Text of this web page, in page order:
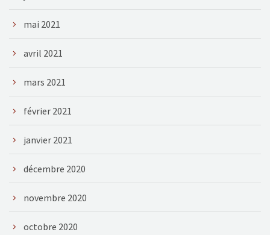
mai 2021
avril 2021
mars 2021
février 2021
janvier 2021
décembre 2020
novembre 2020
octobre 2020